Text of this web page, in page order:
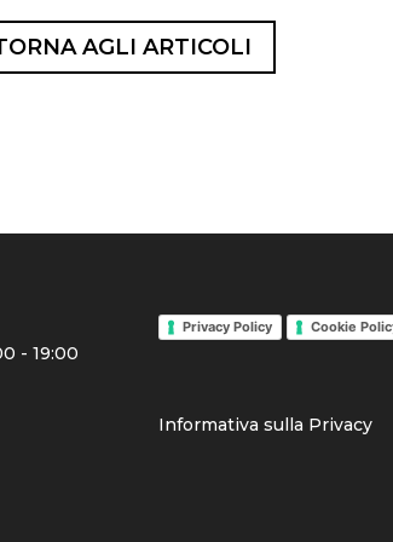
AGLI ARTICOLI
- 19:00
Privacy Policy Cookie
Informativa sulla Privacy